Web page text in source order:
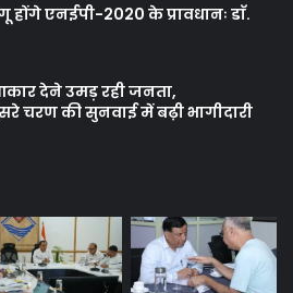
होंगे एनईपी-2020 के प्रावधानः डाॅ.
देने उमड़ रही जनता,
चरण की सुनवाई में बढ़ी भागीदारी